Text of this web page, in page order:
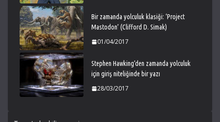
Bir zamanda yolculuk klasiği: ‘Project
Mastodon’ (Clifford D. Simak)
01/04/2017
Stephen Hawking’den zamanda yolculuk
için giriş niteliğinde bir yazı
28/03/2017